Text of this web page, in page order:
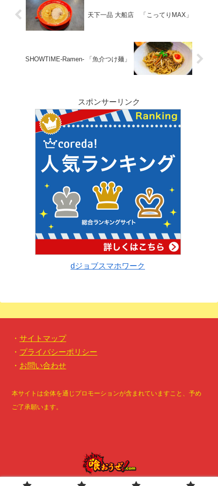
天下一品 大船店 「こってりMAX」
SHOWTIME-Ramen- 「魚介つけ麺」
スポンサーリンク
dジョブスマホワーク
・ サイトマップ
・ プライバシーポリシー
・ お問い合わせ
本サイトは全体を通じプロモーションが含まれていますこと、予め
ご了承願います。